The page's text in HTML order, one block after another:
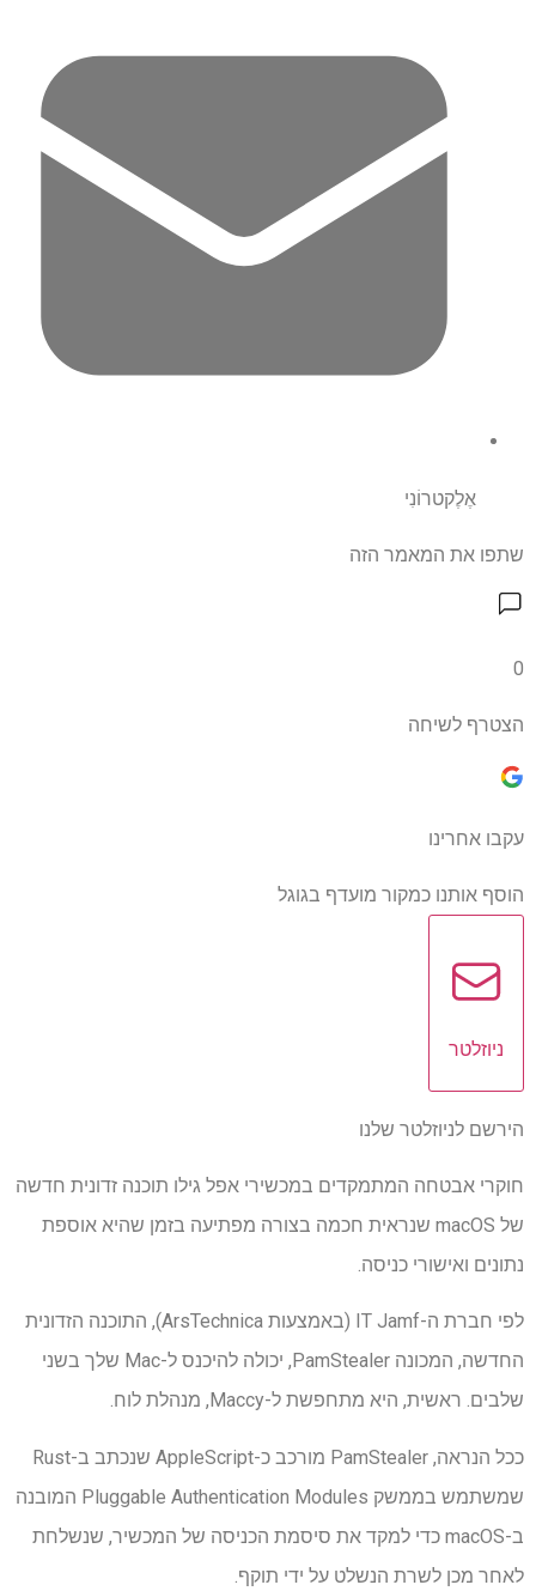
אֶלֶקטרוֹנִי
שתפו את המאמר הזה
0
הצטרף לשיחה
עקבו אחרינו
הוסף אותנו כמקור מועדף בגוגל
ניוזלטר
הירשם לניוזלטר שלנו
חוקרי אבטחה המתמקדים במכשירי אפל גילו תוכנה זדונית חדשה
של macOS שנראית חכמה בצורה מפתיעה בזמן שהיא אוספת
נתונים ואישורי כניסה.
לפי חברת ה-IT Jamf (באמצעות ArsTechnica), התוכנה הזדונית
החדשה, המכונה PamStealer, יכולה להיכנס ל-Mac שלך בשני
שלבים. ראשית, היא מתחפשת ל-Maccy, מנהלת לוח.
ככל הנראה, PamStealer מורכב כ-AppleScript שנכתב ב-Rust
שמשתמש בממשק Pluggable Authentication Modules המובנה
ב-macOS כדי למקד את סיסמת הכניסה של המכשיר, שנשלחת
לאחר מכן לשרת הנשלט על ידי תוקף.